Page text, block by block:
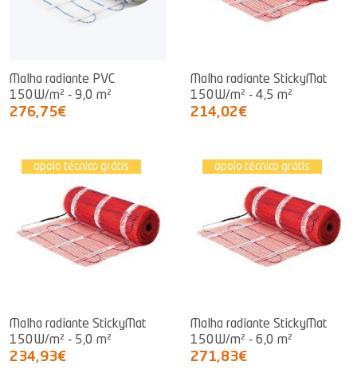
Malha radiante PVC
150W/m² - 9,0 m²
276,75€
Malha radiante StickyMat
150W/m² - 4,5 m²
214,02€
apoio técnico grátis
Malha radiante StickyMat
150W/m² - 5,0 m²
234,93€
apoio técnico grátis
Malha radiante StickyMat
150W/m² - 6,0 m²
271,83€